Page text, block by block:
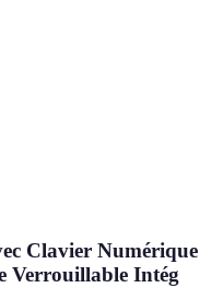
Clavier Numérique
Verrouillable Intég